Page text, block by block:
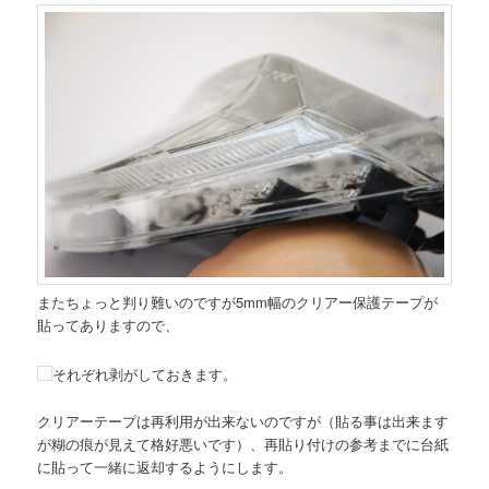
またちょっと判り難いのですが5mm幅のクリアー保護テープが
貼ってありますので、
それぞれ剥がしておきます。
クリアーテープは再利用が出来ないのですが（貼る事は出来ます
が糊の痕が見えて格好悪いです）、再貼り付けの参考までに台紙
に貼って一緒に返却するようにします。